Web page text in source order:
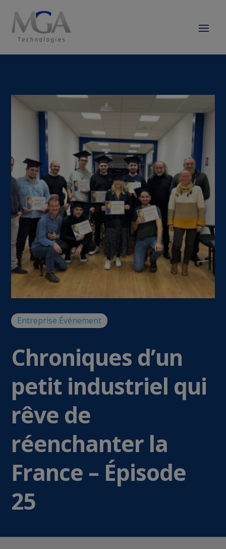
Entreprise Événement
Chroniques d’un
petit industriel qui
rêve de
réenchanter la
France – Épisode
25